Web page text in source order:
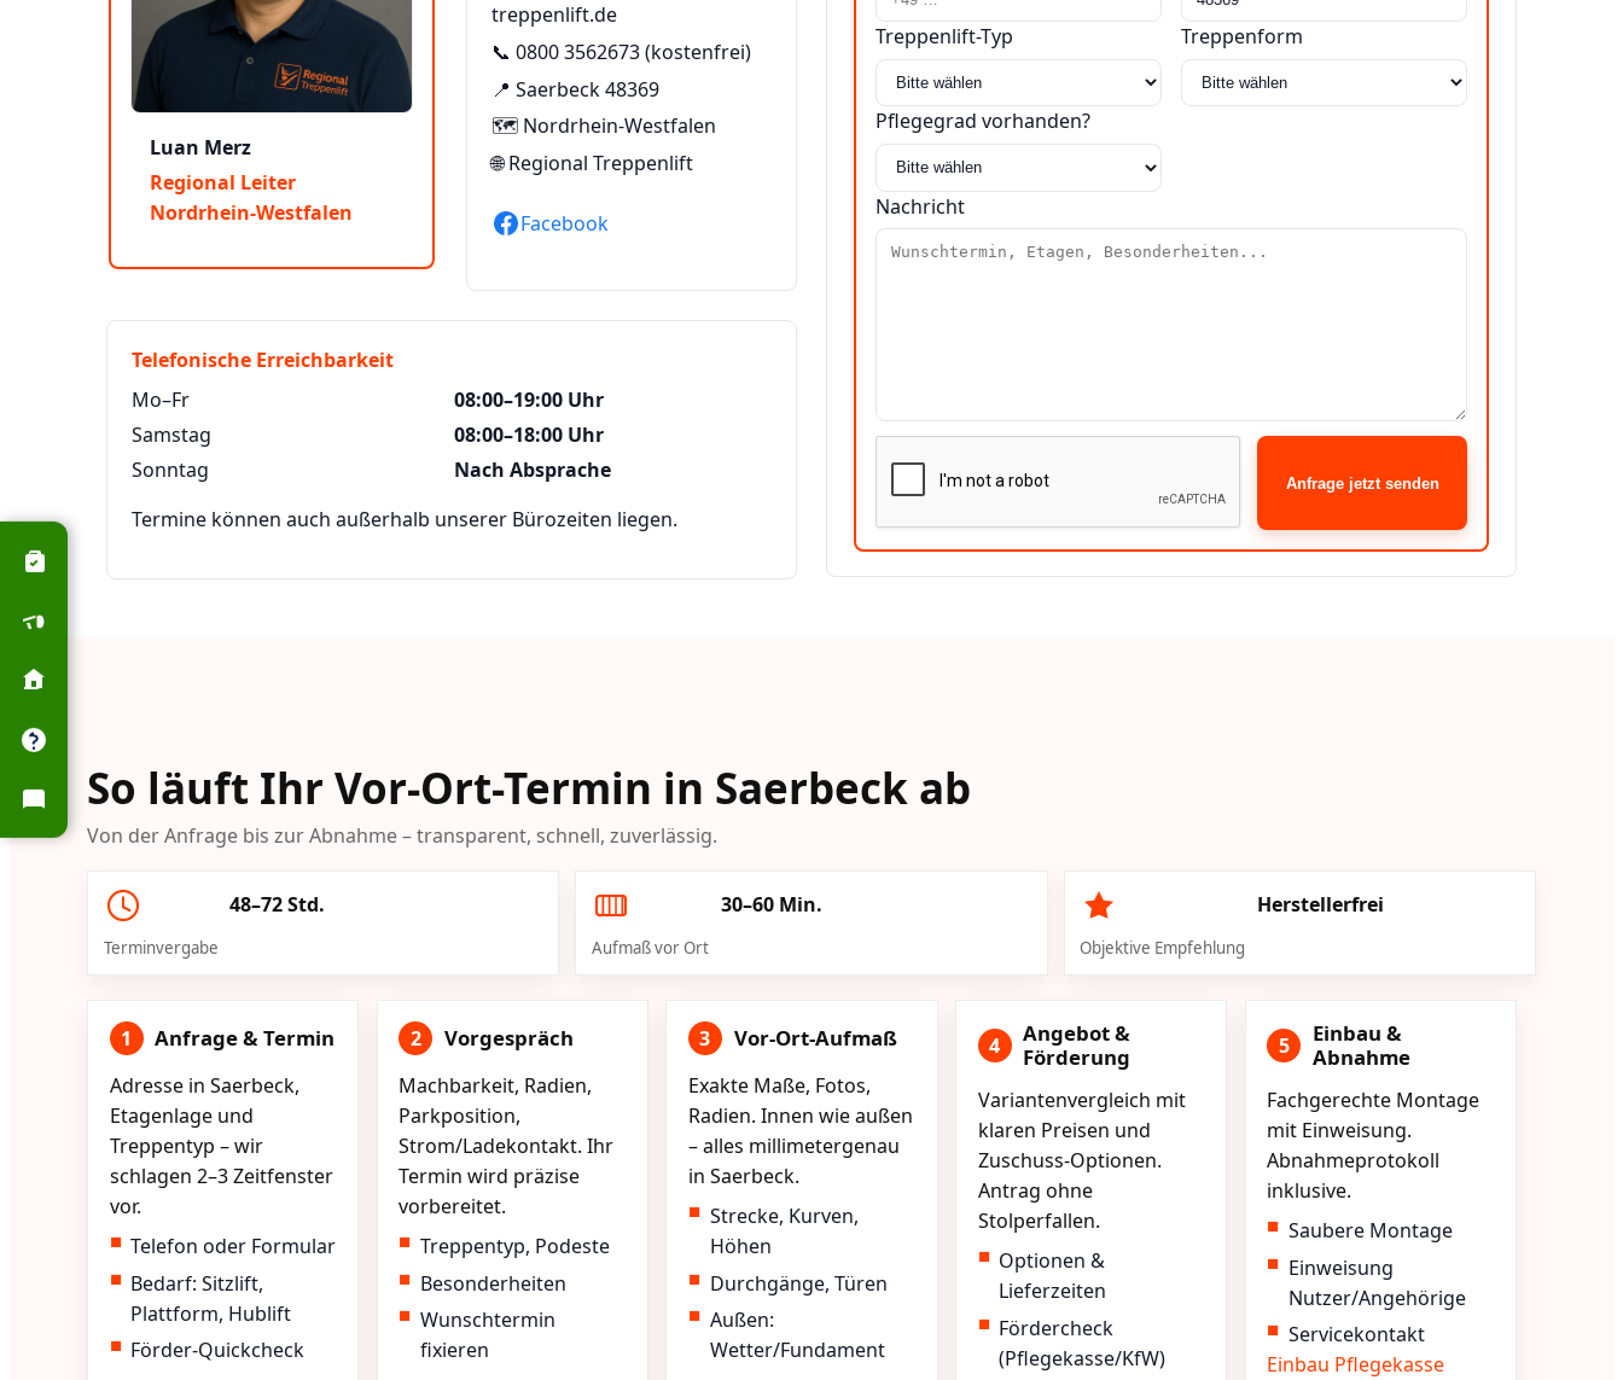
Luan Merz
Regional Leiter
Nordrhein-Westfalen
treppenlift.de
📞 0800 3562673(kostenfrei)
📍 Saerbeck 48369
🗺️ Nordrhein-Westfalen
🌐Regional Treppenlift
Facebook
Telefonische Erreichbarkeit
Mo–Fr
08:00–19:00 Uhr
Samstag
08:00–18:00 Uhr
Sonntag
Nach Absprache
Termine können auch außerhalb unserer Bürozeiten liegen.
Treppenlift-Typ Treppenform
Pflegegrad vorhanden?
Nachricht
Anfrage jetzt senden
So läuft Ihr Vor-Ort-Termin in Saerbeck ab
Von der Anfrage bis zur Abnahme – transparent, schnell, zuverlässig.
48–72 Std.
Terminvergabe
30–60 Min.
Aufmaß vor Ort
Herstellerfrei
Objektive Empfehlung
1 Anfrage & Termin
Adresse in Saerbeck,
Etagenlage und
Treppentyp – wir
schlagen 2–3 Zeitfenster
vor.
Telefon oder Formular
Bedarf: Sitzlift,
Plattform, Hublift
Förder-Quickcheck
2 Vorgespräch
Machbarkeit, Radien,
Parkposition,
Strom/Ladekontakt. Ihr
Termin wird präzise
vorbereitet.
Treppentyp, Podeste
Besonderheiten
Wunschtermin
fixieren
3 Vor-Ort-Aufmaß
Exakte Maße, Fotos,
Radien. Innen wie außen
– alles millimetergenau
in Saerbeck.
Strecke, Kurven,
Höhen
Durchgänge, Türen
Außen:
Wetter/Fundament
4
Angebot &
Förderung
Variantenvergleich mit
klaren Preisen und
Zuschuss-Optionen.
Antrag ohne
Stolperfallen.
Optionen &
Lieferzeiten
Fördercheck
(Pflegekasse/KfW)
5
Einbau &
Abnahme
Fachgerechte Montage
mit Einweisung.
Abnahmeprotokoll
inklusive.
Saubere Montage
Einweisung
Nutzer/Angehörige
Servicekontakt
Einbau Pflegekasse